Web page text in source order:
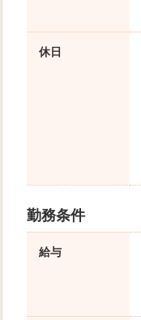
休日
勤務条件
給与